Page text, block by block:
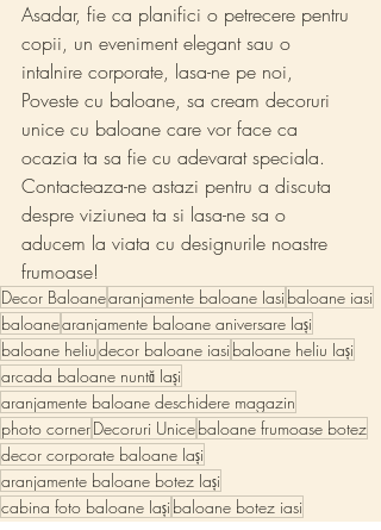
Asadar, fie ca planifici o petrecere pentru
copii, un eveniment elegant sau o
intalnire corporate, lasa-ne pe noi,
Poveste cu baloane, sa cream decoruri
unice cu baloane care vor face ca
ocazia ta sa fie cu adevarat speciala.
Contacteaza-ne astazi pentru a discuta
despre viziunea ta si lasa-ne sa o
aducem la viata cu designurile noastre
frumoase!
Decor Baloanearanjamente baloane Iasi baloane iasi
baloanearanjamente baloane aniversare Iași
baloane heliudecor baloane iasi baloane heliu Iași
arcada baloane nuntă Iași
aranjamente baloane deschidere magazin
photo cornerDecoruri Unicebaloane frumoase botez
decor corporate baloane Iași
aranjamente baloane botez Iași
cabina foto baloane Iași baloane botez iasi